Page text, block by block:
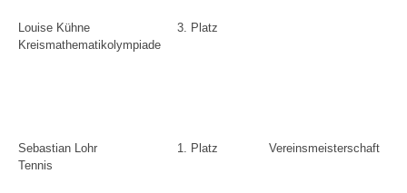
Louise Kühne
3. Platz
Kreismathematikolympiade
Sebastian Lohr 1. Platz
Vereinsmeisterschaft
Tennis